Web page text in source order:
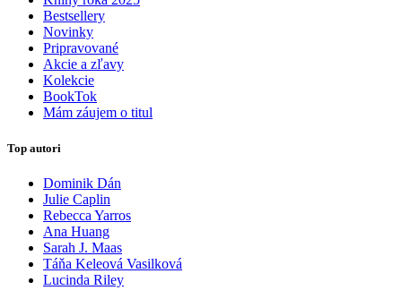
Bestsellery
Novinky
Pripravované
Akcie a zľavy
Kolekcie
BookTok
Mám záujem o titul
Top autori
Dominik Dán
Julie Caplin
Rebecca Yarros
Ana Huang
Sarah J. Maas
Táňa Keleová Vasilková
Lucinda Riley